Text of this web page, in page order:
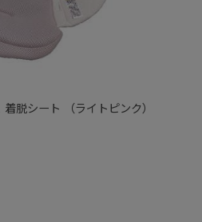
脱シート （ライトピンク）